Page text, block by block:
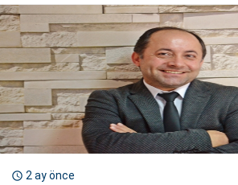
 2 ay önce